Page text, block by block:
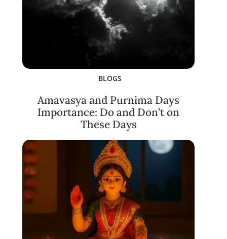
BLOGS
Amavasya and Purnima Days
Importance: Do and Don’t on
These Days